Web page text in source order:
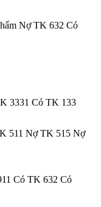
Nợ TK 632 Có
3331 Có TK 133
511 Nợ TK 515 Nợ
Có TK 632 Có